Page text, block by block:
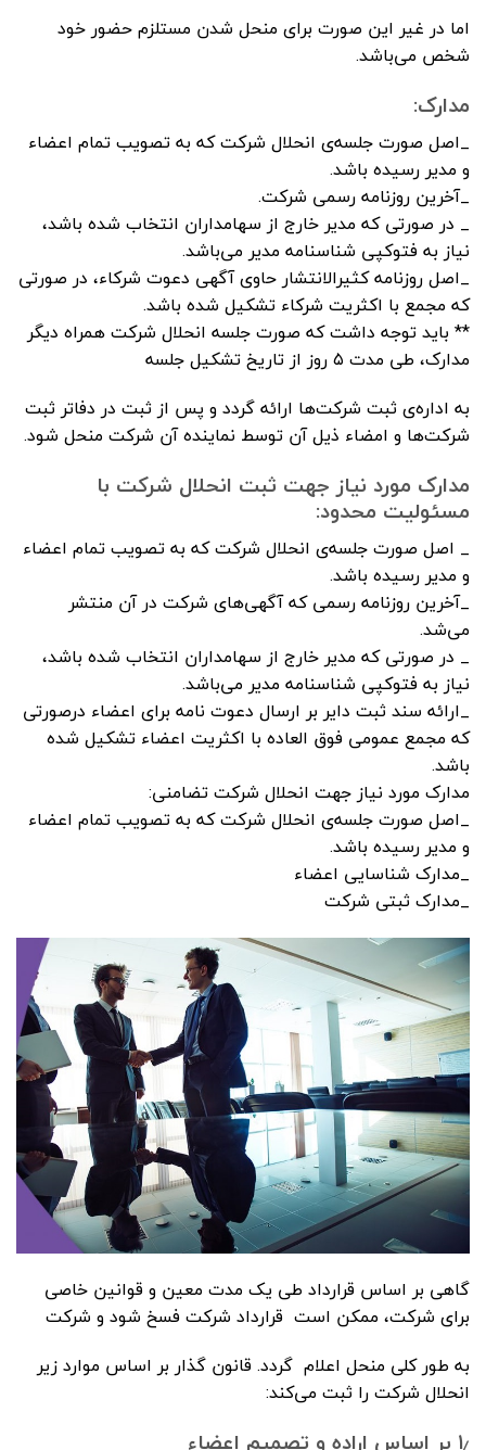
اما در غیر این صورت برای منحل شدن مستلزم حضور خود
شخص می‌باشد.
مدارک:
_اصل صورت جلسه‌ی انحلال شرکت که به تصویب تمام اعضاء
و مدیر رسیده باشد.
_آخرین روزنامه رسمی شرکت.
_ در صورتی که مدیر خارج از سهامداران انتخاب شده باشد،
نیاز به فتوکپی شناسنامه مدیر می‌باشد.
_اصل روزنامه کثیرالانتشار حاوی آگهی دعوت شرکاء، در صورتی
که مجمع با اکثریت شرکاء تشکیل شده باشد.
** باید توجه داشت که صورت جلسه انحلال شرکت همراه دیگر
مدارک، طی مدت ۵ روز از تاریخ تشکیل جلسه
به اداره‌ی ثبت شرکت‌ها ارائه گردد و پس از ثبت در دفاتر ثبت
شرکت‌ها و امضاء ذیل آن توسط نماینده آن شرکت منحل شود.
مدارک مورد نیاز جهت ثبت انحلال شرکت با
مسئولیت محدود:
_ اصل صورت جلسه‌ی انحلال شرکت که به تصویب تمام اعضاء
و مدیر رسیده باشد.
_آخرین روزنامه رسمی که آگهی‌های شرکت در آن منتشر
می‌شد.
_ در صورتی که مدیر خارج از سهامداران انتخاب شده باشد،
نیاز به فتوکپی شناسنامه مدیر می‌باشد.
_ارائه سند ثبت دایر بر ارسال دعوت نامه برای اعضاء درصورتی
که مجمع عمومی فوق العاده با اکثریت اعضاء تشکیل شده
باشد.
مدارک مورد نیاز جهت انحلال شرکت تضامنی:
_اصل صورت جلسه‌ی انحلال شرکت که به تصویب تمام اعضاء
و مدیر رسیده باشد.
_مدارک شناسایی اعضاء
_مدارک ثبتی شرکت
گاهی بر اساس قرارداد طی یک مدت معین و قوانین خاصی
برای شرکت، ممکن است قرارداد شرکت فسخ شود و شرکت
به طور کلی منحل اعلام گردد. قانون گذار بر اساس موارد زیر
انحلال شرکت را ثبت می‌کند:
۱٫ بر اساس اراده و تصمیم اعضاء